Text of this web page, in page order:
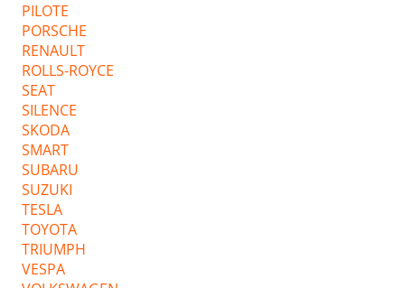
PILOTE
PORSCHE
RENAULT
ROLLS-ROYCE
SEAT
SILENCE
SKODA
SMART
SUBARU
SUZUKI
TESLA
TOYOTA
TRIUMPH
VESPA